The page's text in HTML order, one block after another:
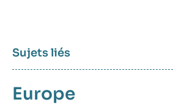
Sujets liés
Europe